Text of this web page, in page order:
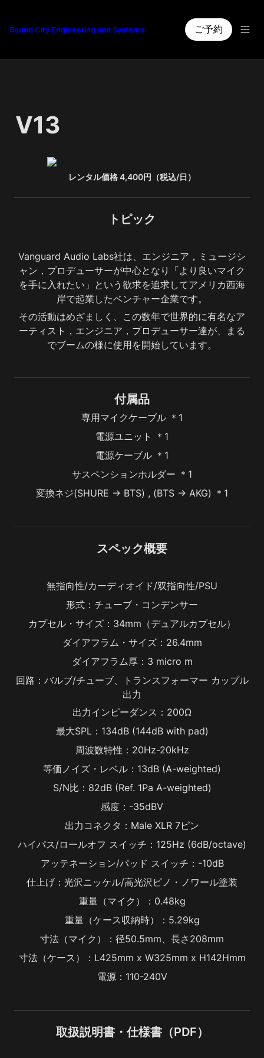
Sound City Engineering and Systems ご予約
V13
レンタル価格 4,400円（税込/日）
トピック
Vanguard Audio Labs社は、エンジニア，ミュージシ
ャン，プロデューサーが中心となり「より良いマイク
を手に入れたい」という欲求を追求してアメリカ西海
岸で起業したベンチャー企業です。
その活動はめざましく、この数年で世界的に有名なア
ーティスト，エンジニア，プロデューサー達が、まる
でブームの様に使用を開始しています。
付属品
専用マイクケーブル ＊1
電源ユニット ＊1
電源ケーブル ＊1
サスペンションホルダー ＊1
変換ネジ(SHURE -> BTS) , (BTS -> AKG) ＊1
スペック概要
無指向性/カーディオイド/双指向性/PSU
形式：チューブ・コンデンサー
カプセル・サイズ：34mm（デュアルカプセル）
ダイアフラム・サイズ：26.4mm
ダイアフラム厚：3 micro m
回路：バルブ/チューブ、トランスフォーマー カップル
出力
出力インピーダンス：200Ω
最大SPL：134dB (144dB with pad)
周波数特性：20Hz-20kHz
等価ノイズ・レベル：13dB (A-weighted)
S/N比：82dB (Ref. 1Pa A-weighted)
感度：-35dBV
出力コネクタ：Male XLR 7ピン
ハイパス/ロールオフ スイッチ：125Hz (6dB/octave)
アッテネーション/パッド スイッチ：-10dB
仕上げ：光沢ニッケル/高光沢ピノ・ノワール塗装
重量（マイク）：0.48kg
重量（ケース収納時）：5.29kg
寸法（マイク）：径50.5mm、長さ208mm
寸法（ケース）：L425mm x W325mm x H142Hmm
電源：110-240V
取扱説明書・仕様書（PDF）